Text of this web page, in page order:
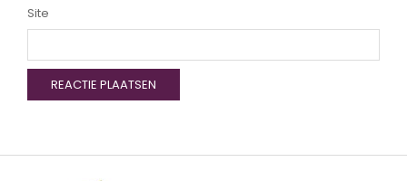
Site